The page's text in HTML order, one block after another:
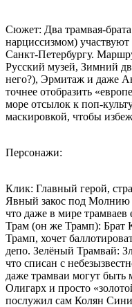
Сюжет: Два трамвая-
нарциссизмом)
Санкт-Петербургу.
Русский музей, Зимний
него?), Эрмитаж и даже
точнее отобразить
море отсылок к поп-
маскировкой, чтобы
Персонажи:
Клик: Главный герой,
Явный закос под Молнию
что даже в мире трамваев
Трам (он же Трамп): Брат
Трамп, хочет
депо. Зелёный Трамвай:
что списан с
даже трамваи могут быть
Олигарх и просто
послужил сам Колян